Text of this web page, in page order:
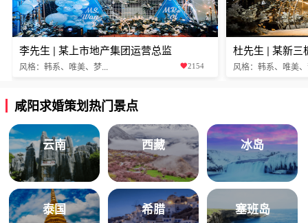
李先生 | 某上市地产集团运营总监
风格：韩系、唯美、梦... 2154
杜先生 | 某新三
风格：韩系、唯美
咸阳求婚策划热门景点
云南 西藏 冰岛
泰国 希腊 塞班岛